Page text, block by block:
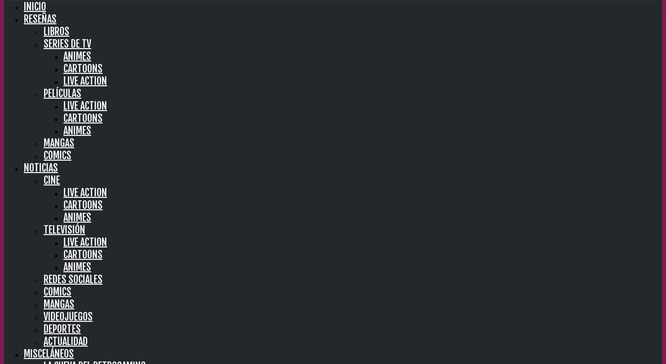
INICIO
RESEÑAS
LIBROS
SERIES DE TV
ANIMES
CARTOONS
LIVE ACTION
PELÍCULAS
LIVE ACTION
CARTOONS
ANIMES
MANGAS
COMICS
NOTICIAS
CINE
LIVE ACTION
CARTOONS
ANIMES
TELEVISIÓN
LIVE ACTION
CARTOONS
ANIMES
REDES SOCIALES
COMICS
MANGAS
VIDEOJUEGOS
DEPORTES
ACTUALIDAD
MISCELÁNEOS